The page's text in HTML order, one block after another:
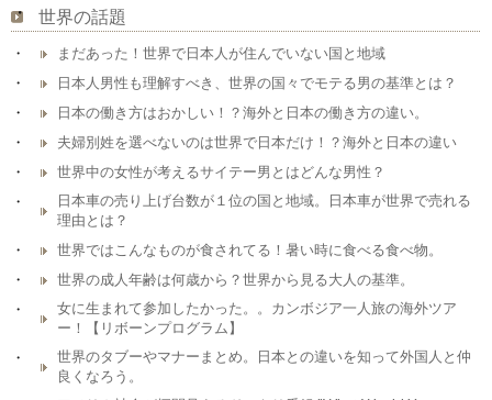
世界の話題
まだあった！世界で日本人が住んでいない国と地域
日本人男性も理解すべき、世界の国々でモテる男の基準とは？
日本の働き方はおかしい！？海外と日本の働き方の違い。
夫婦別姓を選べないのは世界で日本だけ！？海外と日本の違い
世界中の女性が考えるサイテー男とはどんな男性？
日本車の売り上げ台数が１位の国と地域。日本車が世界で売れる
理由とは？
世界ではこんなものが食されてる！暑い時に食べる食べ物。
世界の成人年齢は何歳から？世界から見る大人の基準。
女に生まれて参加したかった。。カンボジア一人旅の海外ツア
ー！【リボーンプログラム】
世界のタブーやマナーまとめ。日本との違いを知って外国人と仲
良くなろう。